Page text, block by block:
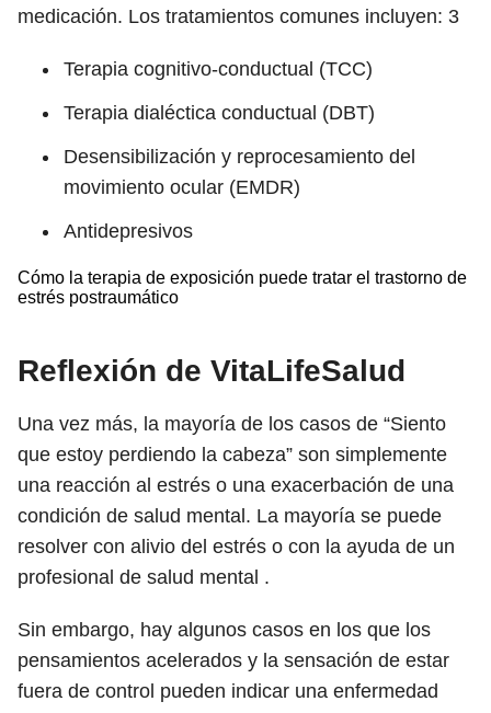
medicación. Los tratamientos comunes incluyen: 3
Terapia cognitivo-conductual (TCC)
Terapia dialéctica conductual (DBT)
Desensibilización y reprocesamiento del
movimiento ocular (EMDR)
Antidepresivos
Cómo la terapia de exposición puede tratar el trastorno de
estrés postraumático
Reflexión de VitaLifeSalud
Una vez más, la mayoría de los casos de “Siento
que estoy perdiendo la cabeza” son simplemente
una reacción al estrés o una exacerbación de una
condición de salud mental. La mayoría se puede
resolver con alivio del estrés o con la ayuda de un
profesional de salud mental .
Sin embargo, hay algunos casos en los que los
pensamientos acelerados y la sensación de estar
fuera de control pueden indicar una enfermedad